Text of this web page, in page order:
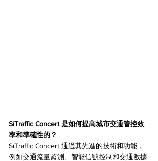
SiTraffic Concert 是如何提高城市交通管控效
率和準確性的？
SiTraffic Concert 通過其先進的技術和功能，
例如交通流量監測、智能信號控制和交通數據